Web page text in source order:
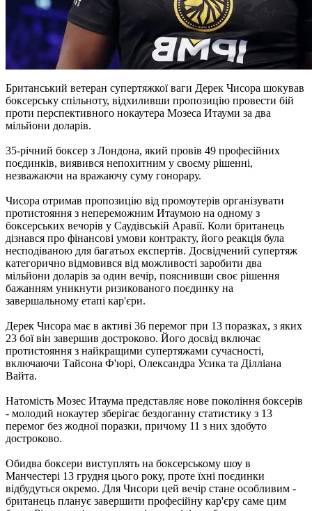
Британський ветеран супертяжкої ваги Дерек Чисора шокував
боксерську спільноту, відхиливши пропозицію провести бій
проти перспективного нокаутера Мозеса Итауми за два
мільйони доларів.
35-річний боксер з Лондона, який провів 49 професійних
поєдинків, виявився непохитним у своєму рішенні,
незважаючи на вражаючу суму гонорару.
Чисора отримав пропозицію від промоутерів організувати
протистояння з непереможним Итаумою на одному з
боксерських вечорів у Саудівській Аравії. Коли британець
дізнався про фінансові умови контракту, його реакція була
несподіваною для багатьох експертів. Досвідчений супертяж
категорично відмовився від можливості заробити два
мільйони доларів за один вечір, пояснивши своє рішення
бажанням уникнути ризикованого поєдинку на
завершальному етапі кар'єри.
Дерек Чисора має в активі 36 перемог при 13 поразках, з яких
23 бої він завершив достроково. Його досвід включає
протистояння з найкращими супертяжами сучасності,
включаючи Тайсона Ф'юрі, Олександра Усика та Ділліана
Вайта.
Натомість Мозес Итаума представляє нове покоління боксерів
- молодий нокаутер зберігає бездоганну статистику з 13
перемог без жодної поразки, причому 11 з них здобуто
достроково.
Обидва боксери виступлять на боксерському шоу в
Манчестері 13 грудня цього року, проте їхні поєдинки
відбудуться окремо. Для Чисори цей вечір стане особливим -
британець планує завершити професійну кар'єру саме цим